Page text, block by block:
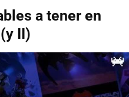
a tener en
II)